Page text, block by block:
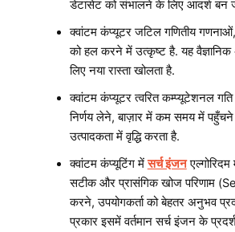
डेटासेट को संभालने के लिए आदर्श बन
क्वांटम कंप्यूटर जटिल गणितीय
को हल करने में उत्कृष्ट है. यह
लिए नया रास्ता खोलता है.
क्वांटम कंप्यूटर त्वरित कम्प्यूटेशनल
निर्णय लेने, बाज़ार में कम समय में पहुँचने
उत्पादकता में वृद्धि करता है.
क्वांटम कंप्यूटिंग मेंसर्च इंजन
सटीक और प्रासंगिक खोज परिणाम
करने, उपयोगकर्ता को बेहतर अनुभव
प्रकार इसमें वर्तमान सर्च इंजन के